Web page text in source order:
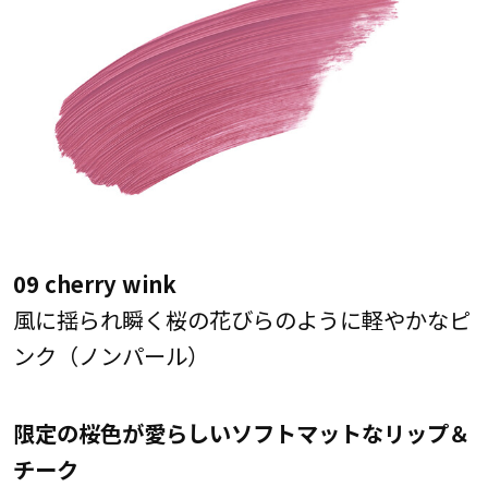
09 cherry wink
風に揺られ瞬く桜の花びらのように軽やかなピ
ンク（ノンパール）
限定の桜色が愛らしいソフトマットなリップ＆
チーク